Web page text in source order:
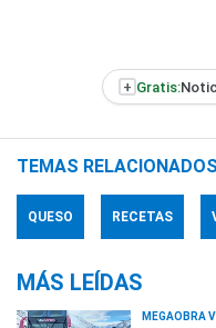
+ Gratis:
TEMAS RELACIONADOS
QUESO RECETAS
MÁS LEÍDAS
MEGAOBRA